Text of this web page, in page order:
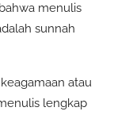
menulis
sunnah
atau
lengkap